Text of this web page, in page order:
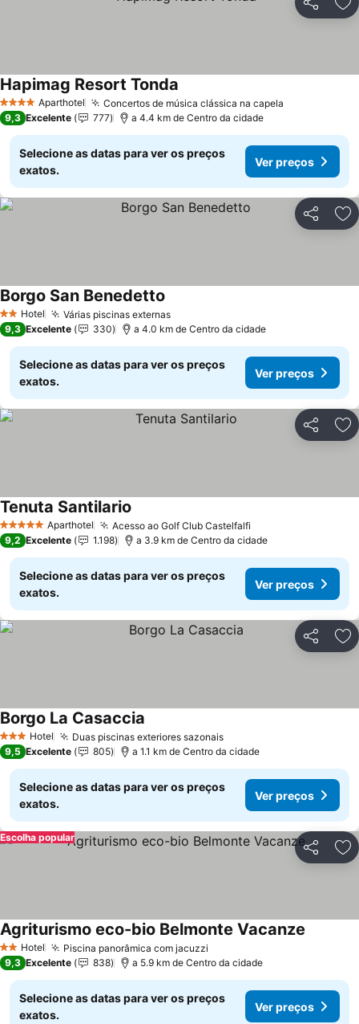
Partilhar
4 EstrelasAparthotel Concertos de música clássica na capela
Hapimag Resort Tonda
9,3 Excelente 777 a 4.4 km de Centro da cidade
Selecione as datas para ver os preços
exatos.
Ver preços
Partilhar
2 Estrelas
Hotel Várias piscinas externas
Borgo San Benedetto
9,3 Excelente 330 a 4.0 km de Centro da cidade
Selecione as datas para ver os preços
exatos.
Ver preços
Partilhar
5 Estrelas Aparthotel Acesso ao Golf Club Castelfalfi
Tenuta Santilario
9,2 Excelente 1.198 a 3.9 km de Centro da cidade
Selecione as datas para ver os preços
exatos.
Ver preços
Partilhar
3 EstrelasHotel Duas piscinas exteriores sazonais
Borgo La Casaccia
9,5 Excelente 805 a 1.1 km de Centro da cidade
Selecione as datas para ver os preços
exatos.
Ver preços
Partilhar
Escolha popular
2 Estrelas
Hotel Piscina panorâmica com jacuzzi
Agriturismo eco-bio Belmonte Vacanze
9,3 Excelente 838 a 5.9 km de Centro da cidade
Selecione as datas para ver os preços
exatos.
Ver preços